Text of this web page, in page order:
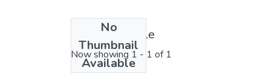
No
Thumbnail
Available
License bundle
Now showing 1 - 1 of 1